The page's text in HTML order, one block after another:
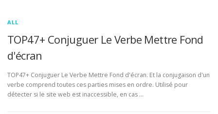
ALL
TOP47+ Conjuguer Le Verbe Mettre Fond
d'écran
TOP47+ Conjuguer Le Verbe Mettre Fond d'écran. Et la conjugaison d'un
verbe comprend toutes ces parties mises en ordre. Utilisé pour
détecter si le site web est inaccessible, en cas …